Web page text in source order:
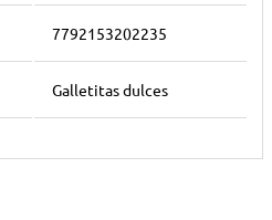
7792153202235
Galletitas dulces